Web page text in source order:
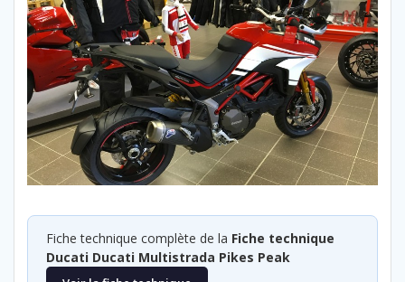
Fiche technique complète de la Fiche technique
Ducati Ducati Multistrada Pikes Peak